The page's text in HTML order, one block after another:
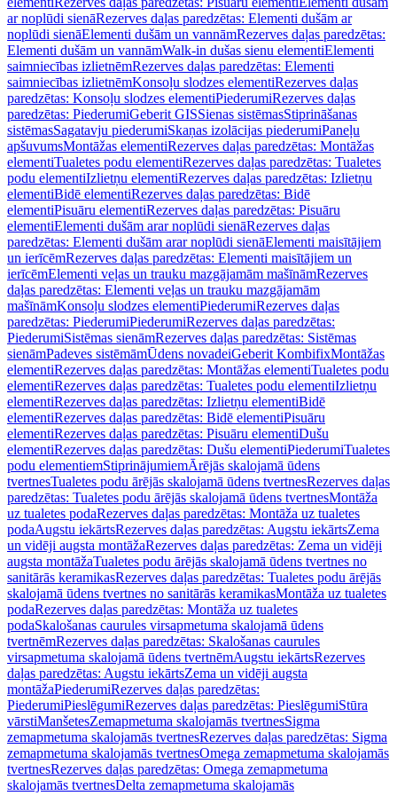
ar noplūdi sienāRezerves daļas paredzētas: Elementi dušām ar
noplūdi sienāElementi dušām un vannāmRezerves daļas paredzētas:
Elementi dušām un vannāmWalk-in dušas sienu elementiElementi
saimniecības izlietnēmRezerves daļas paredzētas: Elementi
saimniecības izlietnēmKonsoļu slodzes elementiRezerves daļas
paredzētas: Konsoļu slodzes elementiPiederumiRezerves daļas
paredzētas: PiederumiGeberit GISSienas sistēmasStiprināšanas
sistēmasSagatavju piederumiSkaņas izolācijas piederumiPaneļu
apšuvumsMontāžas elementiRezerves daļas paredzētas: Montāžas
elementiTualetes podu elementiRezerves daļas paredzētas: Tualetes
podu elementiIzlietņu elementiRezerves daļas paredzētas: Izlietņu
elementiBidē elementiRezerves daļas paredzētas: Bidē
elementiPisuāru elementiRezerves daļas paredzētas: Pisuāru
elementiElementi dušām arar noplūdi sienāRezerves daļas
paredzētas: Elementi dušām arar noplūdi sienāElementi maisītājiem
un ierīcēmRezerves daļas paredzētas: Elementi maisītājiem un
ierīcēmElementi veļas un trauku mazgājamām mašīnāmRezerves
daļas paredzētas: Elementi veļas un trauku mazgājamām
mašīnāmKonsoļu slodzes elementiPiederumiRezerves daļas
paredzētas: PiederumiPiederumiRezerves daļas paredzētas:
PiederumiSistēmas sienāmRezerves daļas paredzētas: Sistēmas
sienāmPadeves sistēmāmŪdens novadeiGeberit KombifixMontāžas
elementiRezerves daļas paredzētas: Montāžas elementiTualetes podu
elementiRezerves daļas paredzētas: Tualetes podu elementiIzlietņu
elementiRezerves daļas paredzētas: Izlietņu elementiBidē
elementiRezerves daļas paredzētas: Bidē elementiPisuāru
elementiRezerves daļas paredzētas: Pisuāru elementiDušu
elementiRezerves daļas paredzētas: Dušu elementiPiederumiTualetes
podu elementiemStiprinājumiemĀrējās skalojamā ūdens
tvertnesTualetes podu ārējās skalojamā ūdens tvertnesRezerves daļas
paredzētas: Tualetes podu ārējās skalojamā ūdens tvertnesMontāža
uz tualetes podaRezerves daļas paredzētas: Montāža uz tualetes
podaAugstu iekārtsRezerves daļas paredzētas: Augstu iekārtsZema
un vidēji augsta montāžaRezerves daļas paredzētas: Zema un vidēji
augsta montāžaTualetes podu ārējās skalojamā ūdens tvertnes no
sanitārās keramikasRezerves daļas paredzētas: Tualetes podu ārējās
skalojamā ūdens tvertnes no sanitārās keramikasMontāža uz tualetes
podaRezerves daļas paredzētas: Montāža uz tualetes
podaSkalošanas caurules virsapmetuma skalojamā ūdens
tvertnēmRezerves daļas paredzētas: Skalošanas caurules
virsapmetuma skalojamā ūdens tvertnēmAugstu iekārtsRezerves
daļas paredzētas: Augstu iekārtsZema un vidēji augsta
montāžaPiederumiRezerves daļas paredzētas:
PiederumiPieslēgumiRezerves daļas paredzētas: PieslēgumiStūra
vārstiManšetesZemapmetuma skalojamās tvertnesSigma
zemapmetuma skalojamās tvertnesRezerves daļas paredzētas: Sigma
zemapmetuma skalojamās tvertnesOmega zemapmetuma skalojamās
tvertnesRezerves daļas paredzētas: Omega zemapmetuma
skalojamās tvertnesDelta zemapmetuma skalojamās